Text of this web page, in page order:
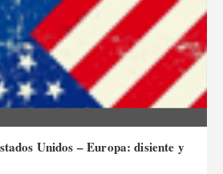
Unidos – Europa: disiente y